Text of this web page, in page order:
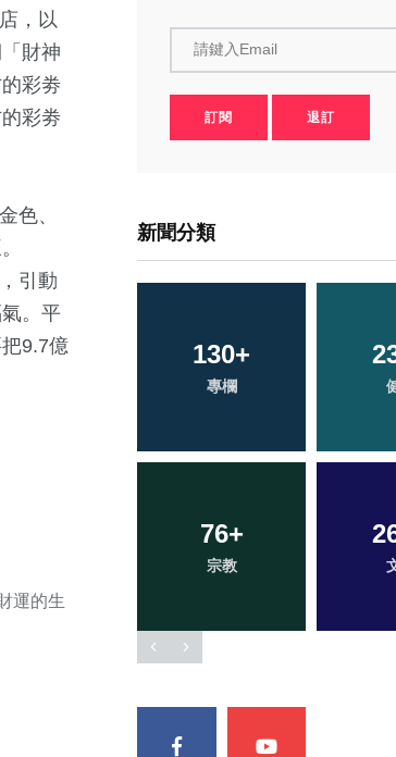
，以
財神
彩劵
彩劵
色、
引動
。平
9.7億
運的生
請鍵入Email
訂閱 退訂
新聞分類
130+
專欄
76+
宗教
792+
綜合新聞 科
59+
頭條